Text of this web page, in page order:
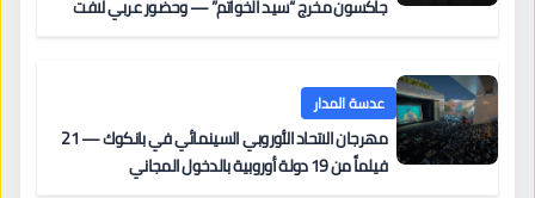
جاكسون مخرج “سيد الخواتم” — وحضور عربي لافت
عدسة المدار
مهرجان الاتحاد الأوروبي السينمائي في بانكوك — 21
فيلماً من 19 دولة أوروبية بالدخول المجاني